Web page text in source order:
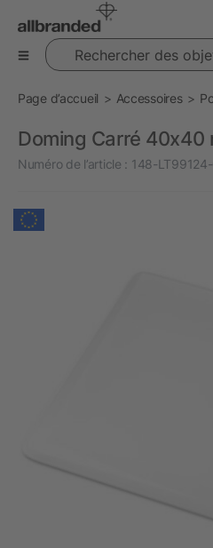
Rechercher des objets
Page d’accueil Accessoires
Doming Carré 40x40
Numéro de l’article : 148-